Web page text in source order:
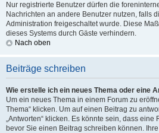
Nur registrierte Benutzer dürfen die
Nachrichten an andere Benutzer nutzen, falls
Administration freigeschaltet wurde. Diese
dieses Systems durch Gäste verhindern.
Nach oben
Beiträge schreiben
Wie erstelle ich ein neues Thema oder eine
Um ein neues Thema in einem Forum zu
Thema“ klicken. Um auf einen Beitrag zu
„Antworten“ klicken. Es könnte sein, dass
bevor Sie einen Beitrag schreiben können.